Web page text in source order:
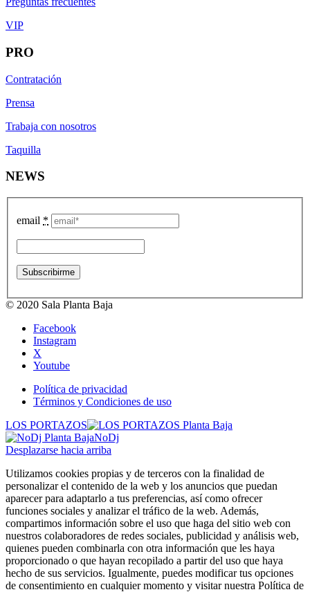
VIP
PRO
Contratación
Prensa
Trabaja con nosotros
Taquilla
NEWS
email *
© 2020 Sala Planta Baja
Facebook
Instagram
X
Youtube
Política de privacidad
Términos y Condiciones de uso
LOS PORTAZOS
NoDj
Desplazarse hacia arriba
Utilizamos cookies propias y de terceros con la finalidad de
personalizar el contenido de la web y los anuncios que puedan
aparecer para adaptarlo a tus preferencias, así como ofrecer
funciones sociales y analizar el tráfico de la web. Además,
compartimos información sobre el uso que haga del sitio web con
nuestros colaboradores de redes sociales, publicidad y análisis web,
quienes pueden combinarla con otra información que les haya
proporcionado o que hayan recopilado a partir del uso que haya
hecho de sus servicios. Igualmente, puedes modificar tus opciones
de consentimiento en cualquier momento y visitar nuestra Política de